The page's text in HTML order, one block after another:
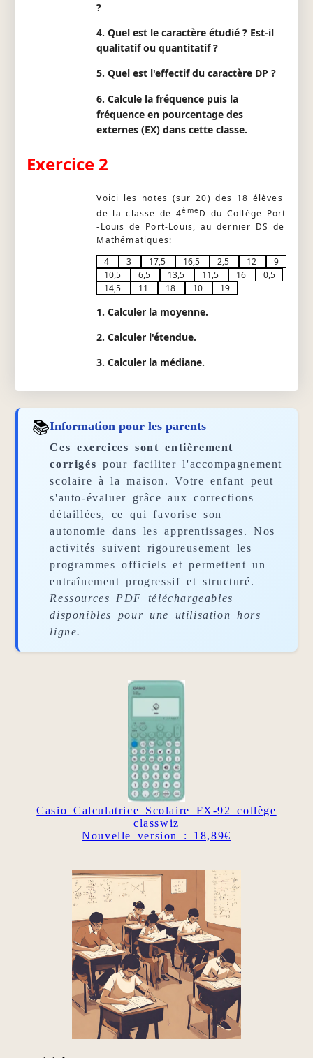
?
4. Quel est le caractère étudié ? Est-il
qualitatif ou quantitatif ?
5. Quel est l'effectif du caractère DP ?
6. Calcule la fréquence puis la
fréquence en pourcentage des
externes (EX) dans cette classe.
Exercice 2
Voici les notes (sur 20) des 18 élèves
de la classe de 4ème D du Collège Port
-Louis de Port-Louis, au dernier DS de
Mathématiques:
4
3 17,5 16,5 2,5 12
9
10,5
6,5 13,5 11,5 16
0,5
14,5
11 18 10 19
1. Calculer la moyenne.
2. Calculer l'étendue.
3. Calculer la médiane.
📚Information pour les parents
Ces exercices sont entièrement
corrigés pour faciliter l'accompagnement
scolaire à la maison. Votre enfant peut
s'auto-évaluer grâce aux corrections
détaillées, ce qui favorise son
autonomie dans les apprentissages. Nos
activités suivent rigoureusement les
programmes officiels et permettent un
entraînement progressif et structuré.
Ressources PDF téléchargeables
disponibles pour une utilisation hors
ligne.
Casio Calculatrice Scolaire FX-92 collège
classwiz
Nouvelle version : 18,89€